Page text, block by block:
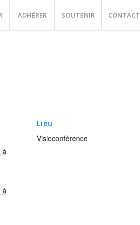
ADHÉRER SOUTENIR CONTACT
à
à
Lieu
Visioconférence